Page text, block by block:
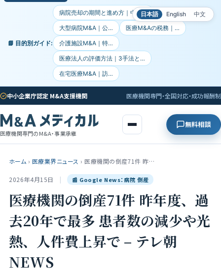
日本語 English 中文
📘 目的別ガイド:
病院売却の期間と進め方｜中小…
大型病院M&A｜公… 医療M&Aの税務｜…
介護施設M&A｜特…
医療法人の評価方法｜3手法と…
在宅医療M&A｜訪…
中小企業庁認定 M&A支援機関 医療機関専門・全国対応・成功報酬制
医療機関専門のM&A・事業承継
無料相談
ホーム › 医療業界ニュース › 医療機関の倒産71件 昨…
2026年4月15日 | 📰 Google News：病院 倒産
医療機関の倒産71件 昨年度、過
去20年で最多 患者数の減少や光
熱、人件費上昇で – テレ朝
NEWS